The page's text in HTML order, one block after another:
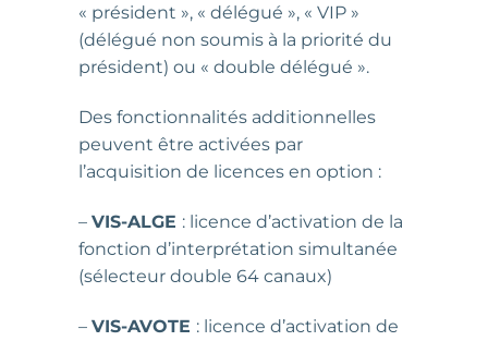
« président », « délégué », « VIP »
(délégué non soumis à la priorité du
président) ou « double délégué ».
Des fonctionnalités additionnelles
peuvent être activées par
l’acquisition de licences en option :
– VIS-ALGE : licence d’activation de la
fonction d’interprétation simultanée
(sélecteur double 64 canaux)
– VIS-AVOTE : licence d’activation de